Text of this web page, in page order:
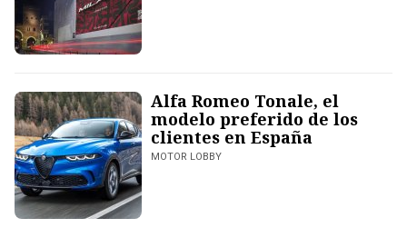
Alfa Romeo Tonale, el
modelo preferido de los
clientes en España
MOTOR LOBBY